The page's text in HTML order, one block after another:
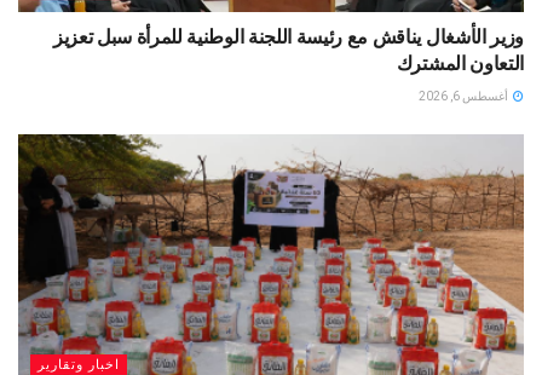
وزير الأشغال يناقش مع رئيسة اللجنة الوطنية للمرأة سبل تعزيز
التعاون المشترك
أغسطس 6, 2026
اخبار وتقارير